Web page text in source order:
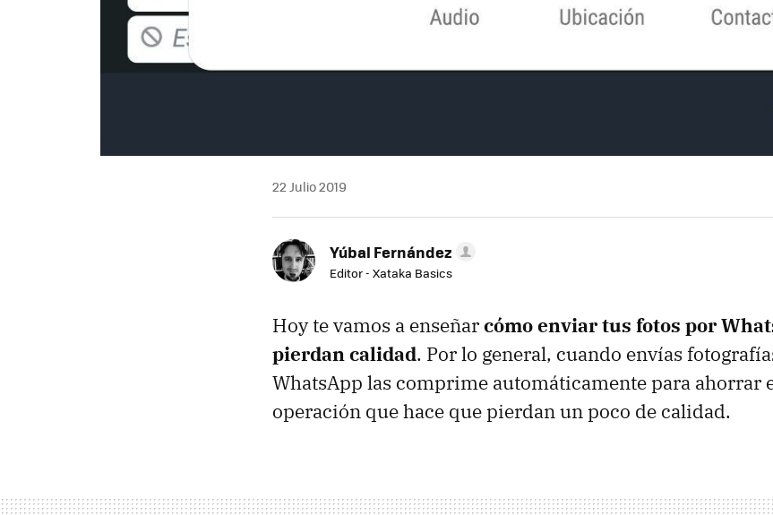
22 Julio 2019
Yúbal Fernández
Editor - Xataka Basics
Hoy te vamos a enseñarcómo enviar tus fotos por
pierdan calidad. Por lo general, cuando envías
WhatsApp las comprime automáticamente para ahorrar
operación que hace que pierdan un poco de calidad.